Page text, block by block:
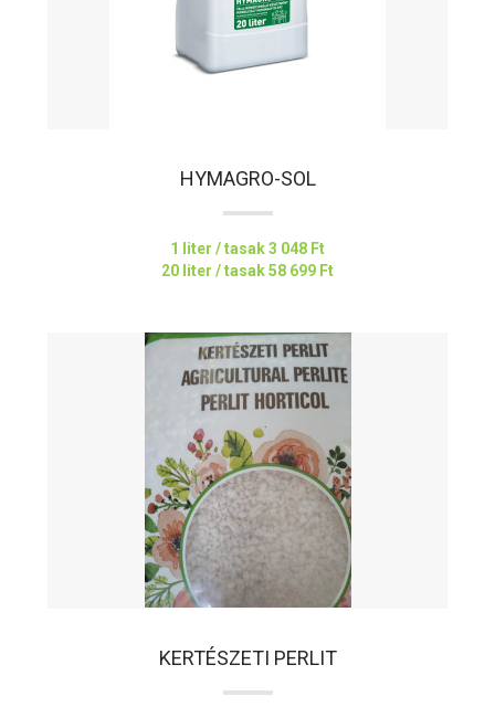
HYMAGRO-SOL
1 liter / tasak3 048 Ft
20 liter / tasak58 699 Ft
KERTÉSZETI PERLIT